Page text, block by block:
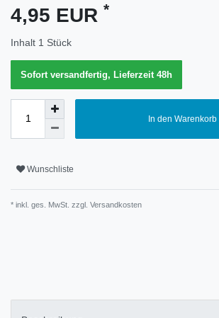
Merkmal
4,95 EUR *
Inhalt 1 Stück
Sofort versandfertig, Lieferzeit 48h
In den Warenkorb
Wunschliste
* inkl. ges. MwSt. zzgl. Versandkosten